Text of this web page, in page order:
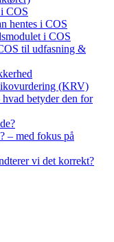
COS
hentes i COS
i COS
til udfasning &
(KRV)
betyder den for
– med fokus på
vi det korrekt?